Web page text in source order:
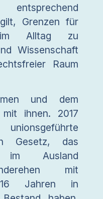
Grenzen für
im Alltag zu
Wissenschaft
Raum
und dem
ihnen. 2017
Gesetz, das
Ausland
mit
Jahren in